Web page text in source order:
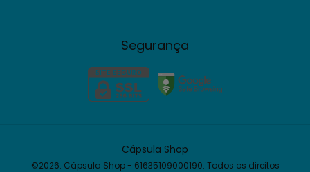
Segurança
Cápsula Shop
©2026. Cápsula Shop - 61635109000190. Todos os direitos